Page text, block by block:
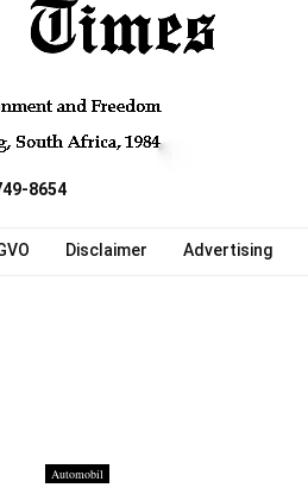
8654
Disclaimer Advertising
Automobil